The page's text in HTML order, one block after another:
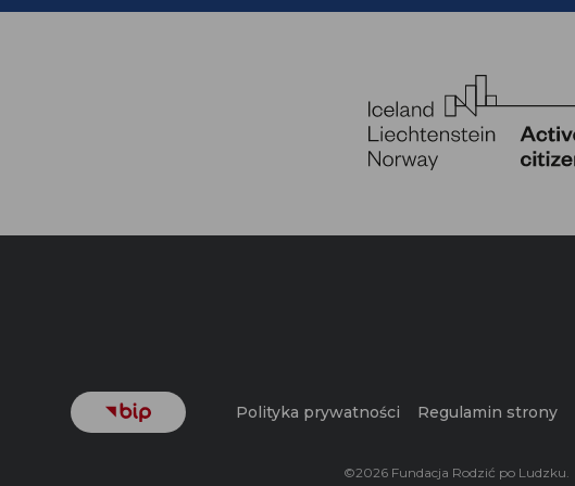
Polityka prywatności Regulamin strony
©2026 Fundacja Rodzić po Ludzku.